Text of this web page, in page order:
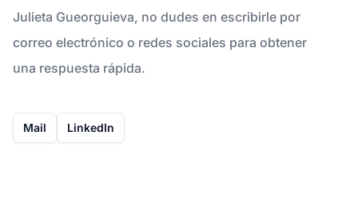
Julieta Gueorguieva, no dudes en escribirle por
correo electrónico o redes sociales para obtener
una respuesta rápida.
Mail LinkedIn